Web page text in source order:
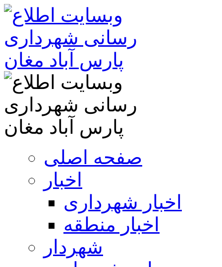
صفحه اصلی
اخبار
اخبار شهرداری
اخبار منطقه
شهردار